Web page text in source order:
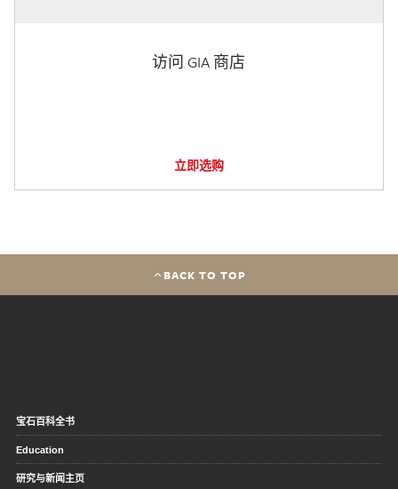
访问 GIA 商店
立即选购
BACK TO TOP
宝石百科全书
Education
研究与新闻主页